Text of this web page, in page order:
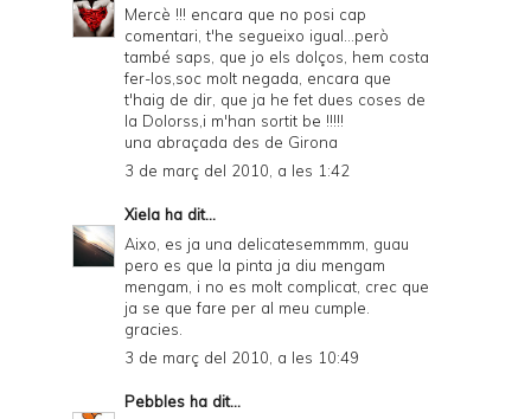
Mercè !!! encara que no posi cap
comentari, t'he segueixo igual...però
també saps, que jo els dolços, hem costa
fer-los,soc molt negada, encara que
t'haig de dir, que ja he fet dues coses de
la Dolorss,i m'han sortit be !!!!!
una abraçada des de Girona
3 de març del 2010, a les 1:42
Xiela ha dit...
Aixo, es ja una delicatesemmmm, guau
pero es que la pinta ja diu mengam
mengam, i no es molt complicat, crec que
ja se que fare per al meu cumple.
gracies.
3 de març del 2010, a les 10:49
Pebbles ha dit...